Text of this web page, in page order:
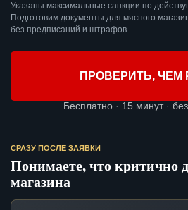
Указаны максимальные санкции по
Подготовим документы для мясного
без предписаний и штрафов.
ПРОВЕРИТЬ, ЧЕМ
Бесплатно · 15 минут ·
СРАЗУ ПОСЛЕ ЗАЯВКИ
Понимаете, что критично
магазина